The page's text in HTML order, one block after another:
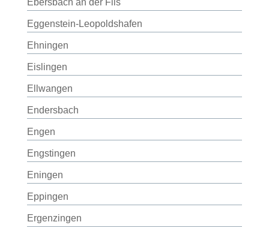
Ebersbach an der Fils
Eggenstein-Leopoldshafen
Ehningen
Eislingen
Ellwangen
Endersbach
Engen
Engstingen
Eningen
Eppingen
Ergenzingen